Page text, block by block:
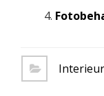
Interieur